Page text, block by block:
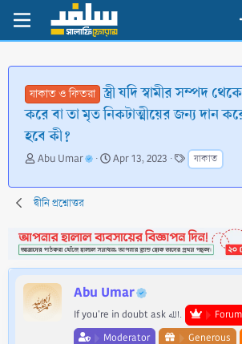
যাকাত ও ফিতরা স্ত্রী যদি স্বামীর সম্পদ
করে বা তা মৃত নিকটাত্মীয়ের জন্য দান
হবে কী?
T
r
e
d
s
r
t
Abu Umar
S
a
d
a
Apr 13, 2023
T
a
g
যাকাত
দ্বীনি প্রশ্নোত্তর
Abu Umar
If you're in doubt ask الله.
Moderator
Generous